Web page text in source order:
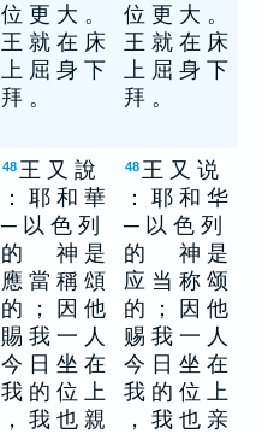
位 更 大 。
王 就 在 床
上 屈 身 下
拜 。
位 更 大 。
王 就 在 床
上 屈 身 下
拜 。
48王 又 說
： 耶 和 華
─ 以 色 列
的 神 是
應 當 稱 頌
的 ； 因 他
賜 我 一 人
今 日 坐 在
我 的 位 上
， 我 也 親
48王 又 说
： 耶 和 华
─ 以 色 列
的 神 是
应 当 称 颂
的 ； 因 他
赐 我 一 人
今 日 坐 在
我 的 位 上
， 我 也 亲